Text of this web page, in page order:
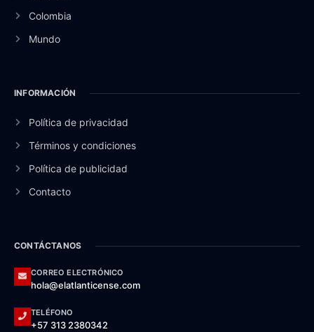
Colombia
Mundo
INFORMACIÓN
Política de privacidad
Términos y condiciones
Política de publicidad
Contacto
CONTÁCTANOS
CORREO ELECTRÓNICO
hola@elatlanticense.com
TELÉFONO
+57 313 2380342